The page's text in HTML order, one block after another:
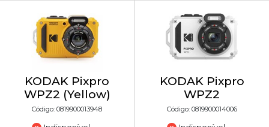
KODAK Pixpro
WPZ2 (Yellow)
Código: 0819900013948
KODAK Pixpro
WPZ2
Código: 0819900014006